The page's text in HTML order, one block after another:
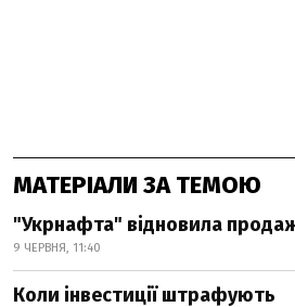
МАТЕРІАЛИ ЗА ТЕМОЮ
"Укрнафта" відновила продаж
9 ЧЕРВНЯ, 11:40
Коли інвестиції штрафують